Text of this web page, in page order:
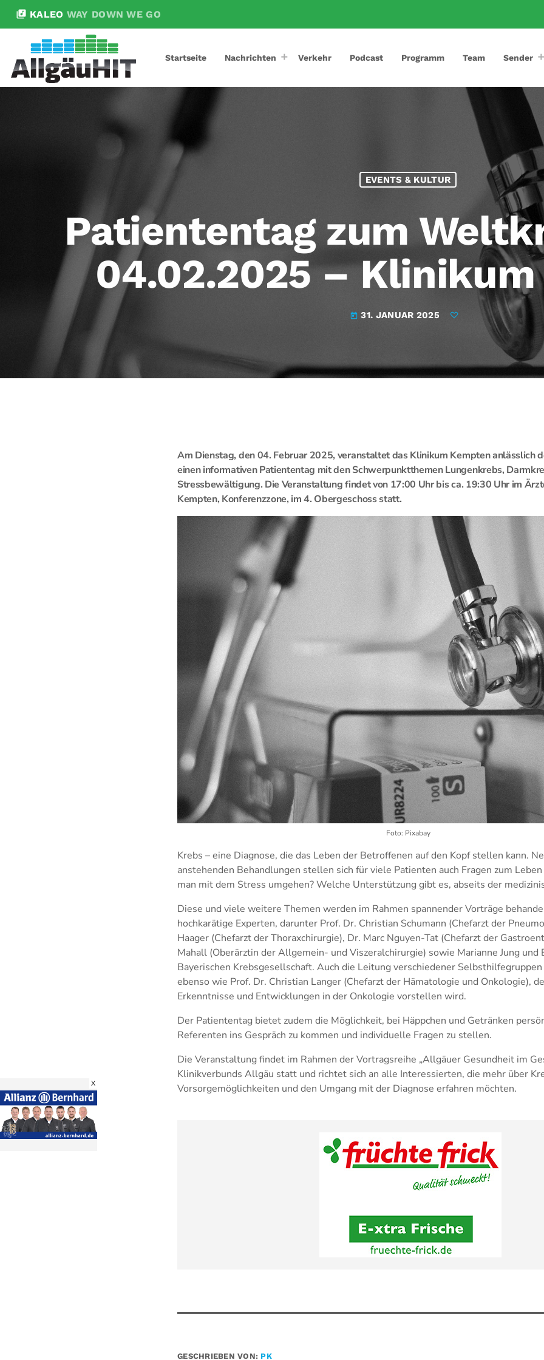
library_music KALEO WAY DOWN WE GO
Startseite Nachrichten Verkehr Podcast Programm Team Sender
EVENTS & KULTUR
Patiententag zum
04.02.2025 –
today 31. JANUAR 2025
Am Dienstag, den 04. Februar 2025, veranstaltet das Klinikum Kempten anlässlich
einen informativen Patiententag mit den Schwerpunktthemen Lungenkrebs,
Stressbewältigung. Die Veranstaltung findet von 17:00 Uhr bis ca. 19:30 Uhr im
Kempten, Konferenzzone, im 4. Obergeschoss statt.
Foto: Pixabay
Krebs – eine Diagnose, die das Leben der Betroffenen auf den Kopf stellen kann.
anstehenden Behandlungen stellen sich für viele Patienten auch Fragen zum Leben
man mit dem Stress umgehen? Welche Unterstützung gibt es, abseits der
Diese und viele weitere Themen werden im Rahmen spannender Vorträge
hochkarätige Experten, darunter Prof. Dr. Christian Schumann (Chefarzt der
Haager (Chefarzt der Thoraxchirurgie), Dr. Marc Nguyen-Tat (Chefarzt der
Mahall (Oberärztin der Allgemein- und Viszeralchirurgie) sowie Marianne Jung
Bayerischen Krebsgesellschaft. Auch die Leitung verschiedener
ebenso wie Prof. Dr. Christian Langer (Chefarzt der Hämatologie und Onkologie),
Erkenntnisse und Entwicklungen in der Onkologie vorstellen wird.
Der Patiententag bietet zudem die Möglichkeit, bei Häppchen und Getränken
Referenten ins Gespräch zu kommen und individuelle Fragen zu stellen.
Die Veranstaltung findet im Rahmen der Vortragsreihe „Allgäuer Gesundheit im
Klinikverbunds Allgäu statt und richtet sich an alle Interessierten, die mehr über
Vorsorgemöglichkeiten und den Umgang mit der Diagnose erfahren möchten.
GESCHRIEBEN VON: PK
X